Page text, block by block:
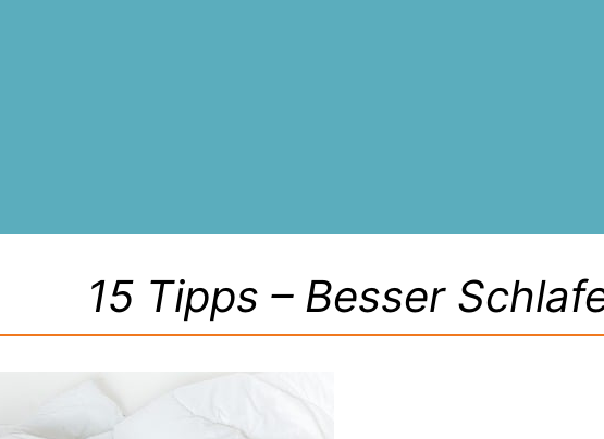
15 Tipps – Besser